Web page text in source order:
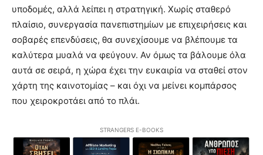
υποδομές, αλλά λείπει η στρατηγική. Χωρίς σταθερό
πλαίσιο, συνεργασία πανεπιστημίων με επιχειρήσεις και
σοβαρές επενδύσεις, θα συνεχίσουμε να βλέπουμε τα
καλύτερα μυαλά να φεύγουν. Αν όμως τα βάλουμε όλα
αυτά σε σειρά, η χώρα έχει την ευκαιρία να σταθεί στον
χάρτη της καινοτομίας – και όχι να μείνει κομπάρσος
που χειροκροτάει από το πλάι.
STRANGERS E-BOOKS